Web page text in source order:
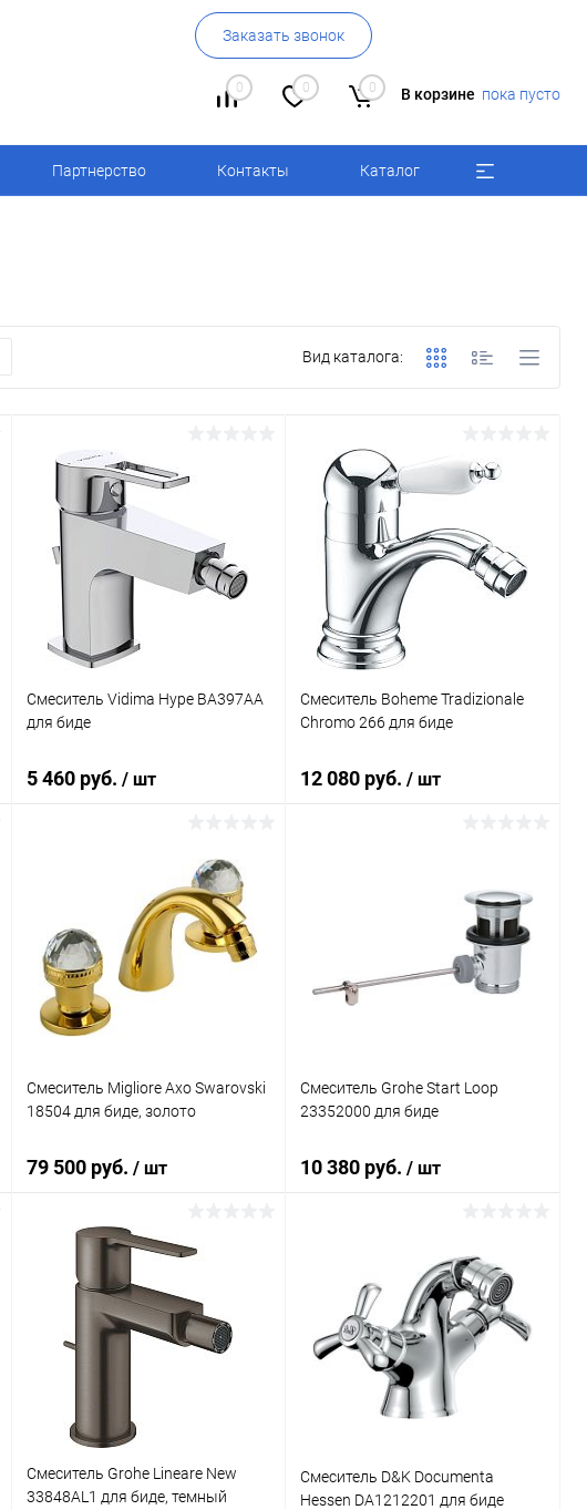
Заказать звонок
0 0 0 В корзине пока пусто
Партнерство Контакты Каталог
Вид каталога:
Смеситель Vidima Hype BA397AA
для биде
5 460 руб. / шт
В корзину
Купить в 1 клик Сравнение
В избранное Под заказ
Смеситель Boheme Tradizionale
Chromo 266 для биде
12 080 руб./ шт
Сравнение
Под заказ
Смеситель Migliore Axo Swarovski
18504 для биде, золото
79 500 руб. / шт
В корзину
Купить в 1 клик Сравнение
В избранное Под заказ
Смеситель Grohe Start Loop
23352000 для биде
10 380 руб./ шт
В корзину
Купить в 1 клик Сравнение
В избранное Под заказ
Смеситель Grohe Lineare New
33848AL1 для биде, темный
Смеситель D&K Documenta
Hessen DA1212201 для биде